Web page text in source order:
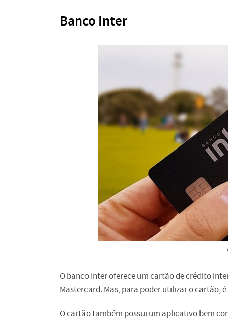
Banco Inter
O banco Inter oferece um cartão de crédito
Mastercard. Mas, para poder utilizar o cartão,
O cartão também possui um aplicativo bem